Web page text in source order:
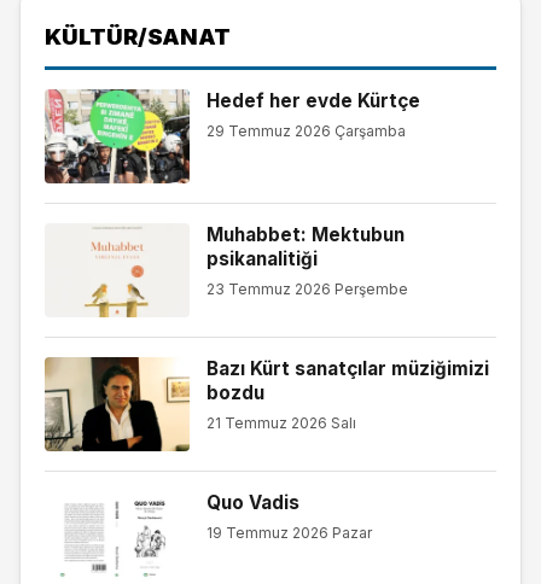
KÜLTÜR/SANAT
Hedef her evde Kürtçe
29 Temmuz 2026 Çarşamba
Muhabbet: Mektubun
psikanalitiği
23 Temmuz 2026 Perşembe
Bazı Kürt sanatçılar müziğimizi
bozdu
21 Temmuz 2026 Salı
Quo Vadis
19 Temmuz 2026 Pazar